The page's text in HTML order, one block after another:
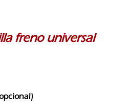
freno universal